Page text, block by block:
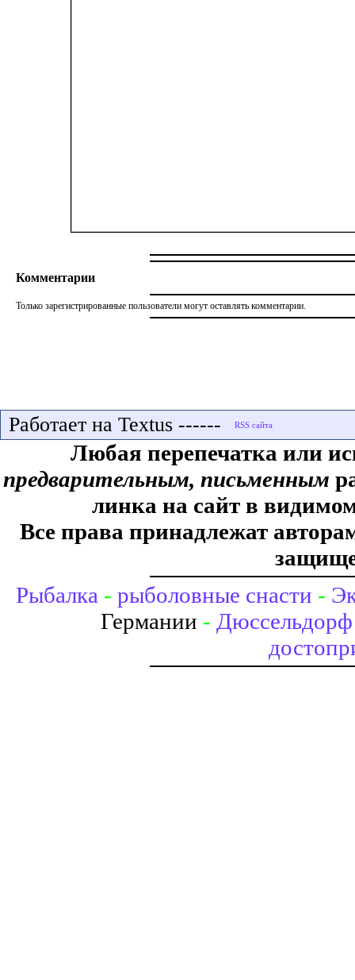
Комментарии
Только зарегистрированные пользователи могут оставлять комментарии.
Работает на Textus ------
Любая перепечатка или
предварительным, письменным
линка на сайт в
Все права принадлежат
Рыбалка - рыболовные снасти -
Германии - Дюссельдорф